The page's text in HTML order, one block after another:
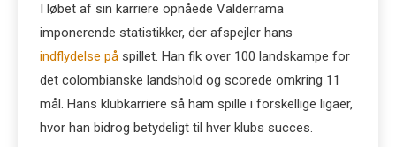
I løbet af sin karriere opnåede Valderrama
imponerende statistikker, der afspejler hans
indflydelse på spillet. Han fik over 100 landskampe for
det colombianske landshold og scorede omkring 11
mål. Hans klubkarriere så ham spille i forskellige ligaer,
hvor han bidrog betydeligt til hver klubs succes.